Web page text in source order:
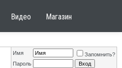
Видео Магазин
Имя
Запомнить?
Пароль